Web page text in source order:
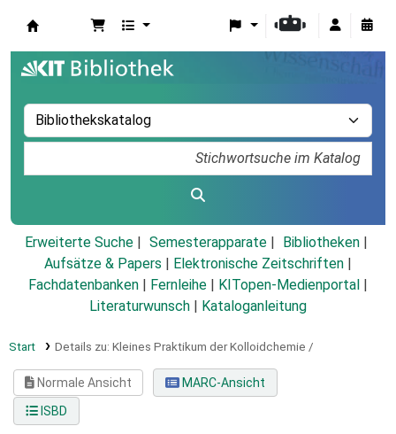
Erweiterte Suche Semesterapparate
Bibliotheken
Aufsätze & Papers
Elektronische Zeitschriften
Fachdatenbanken
Fernleihe KITopen-Medienportal
Literaturwunsch
Kataloganleitung
Start Details zu: Kleines Praktikum der Kolloidchemie /
Normale Ansicht
MARC-Ansicht
ISBD